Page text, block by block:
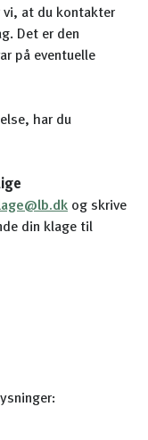
vi, at du kontakter
Det er den
på eventuelle
har du
og skrive
din klage til